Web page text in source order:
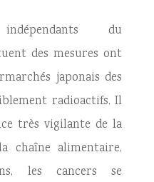
du
des mesures ont
japonais des
radioactifs. Il
très vigilante de la
chaîne alimentaire,
les cancers se